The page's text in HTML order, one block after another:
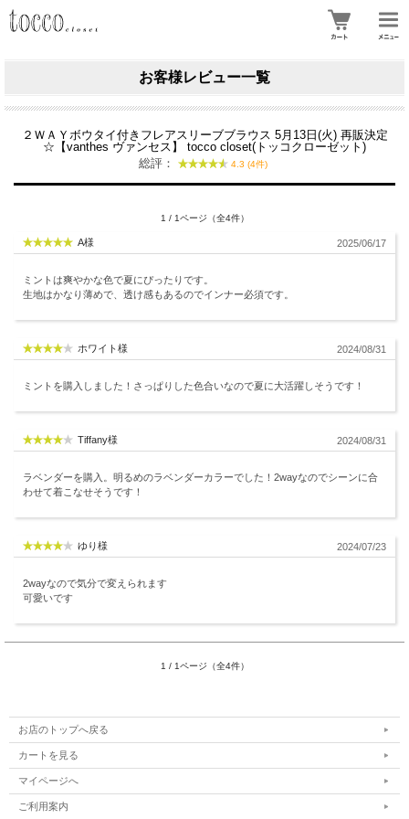
お客様レビュー一覧
２ＷＡＹボウタイ付きフレアスリーブブラウス 5月13日(火) 再販決定
☆【vanthes ヴァンセス】 tocco closet(トッコクローゼット)
総評：
4.3 (4件)
1 / 1ページ（全4件）
A様 2025/06/17
ミントは爽やかな色で夏にぴったりです。
生地はかなり薄めで、透け感もあるのでインナー必須です。
ホワイト様 2024/08/31
ミントを購入しました！さっぱりした色合いなので夏に大活躍しそうです！
Tiffany様 2024/08/31
ラベンダーを購入。明るめのラベンダーカラーでした！2wayなのでシーンに合
わせて着こなせそうです！
ゆり様 2024/07/23
2wayなので気分で変えられます
可愛いです
1 / 1ページ（全4件）
お店のトップへ戻る
カートを見る
マイページへ
ご利用案内